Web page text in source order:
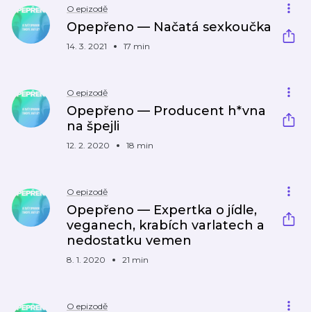
O epizodě
Opepřeno — Načatá sexkoučka
14. 3. 2021 17 min
O epizodě
Opepřeno — Producent h*vna
na špejli
12. 2. 2020 18 min
O epizodě
Opepřeno — Expertka o jídle,
veganech, krabích varlatech a
nedostatku vemen
8. 1. 2020 21 min
O epizodě